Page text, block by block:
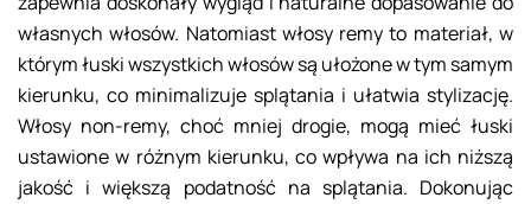
własnych włosów. Natomiast włosy remy to materiał, w
którym łuski wszystkich włosów są ułożone w tym samym
kierunku, co minimalizuje splątania i ułatwia stylizację.
Włosy non-remy, choć mniej drogie, mogą mieć łuski
ustawione w różnym kierunku, co wpływa na ich niższą
jakość i większą podatność na splątania. Dokonując